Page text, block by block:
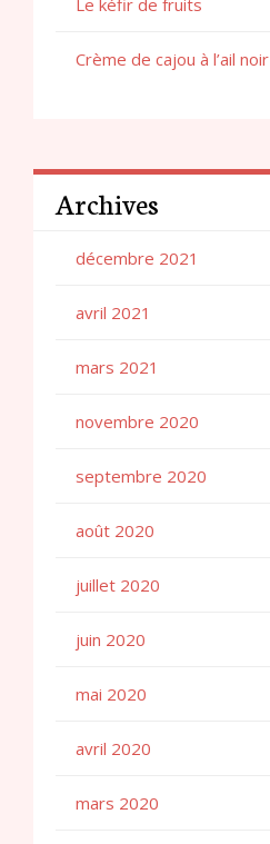
Crème de cajou à l’ail noir
Archives
décembre 2021
avril 2021
mars 2021
novembre 2020
septembre 2020
août 2020
juillet 2020
juin 2020
mai 2020
avril 2020
mars 2020